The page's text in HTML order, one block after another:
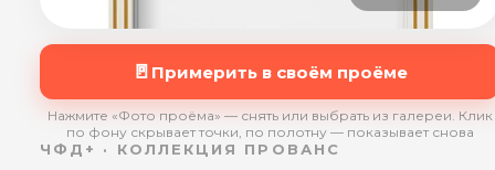
🚪 Примерить в своём проёме
Нажмите «Фото проёма» — снять или выбрать из галереи. Клик
по фону скрывает точки, по полотну — показывает снова
ЧФД+ · КОЛЛЕКЦИЯ ПРОВАНС